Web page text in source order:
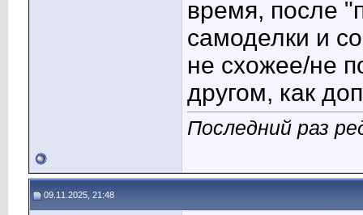
время, после
самоделки и
не схожее/не
другом, как
Последний раз
09.11.2025, 21:48